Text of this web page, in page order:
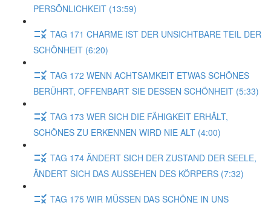
PERSÖNLICHKEIT (13:59)
TAG 171 CHARME IST DER UNSICHTBARE TEIL DER
SCHÖNHEIT (6:20)
TAG 172 WENN ACHTSAMKEIT ETWAS SCHÖNES
BERÜHRT, OFFENBART SIE DESSEN SCHÖNHEIT (5:33)
TAG 173 WER SICH DIE FÄHIGKEIT ERHÄLT,
SCHÖNES ZU ERKENNEN WIRD NIE ALT (4:00)
TAG 174 ÄNDERT SICH DER ZUSTAND DER SEELE,
ÄNDERT SICH DAS AUSSEHEN DES KÖRPERS (7:32)
TAG 175 WIR MÜSSEN DAS SCHÖNE IN UNS